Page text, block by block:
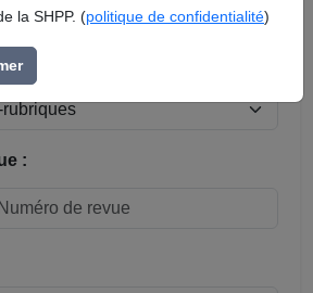
Réinitialiser
:
:
la SHPP. (politique de confidentialité)